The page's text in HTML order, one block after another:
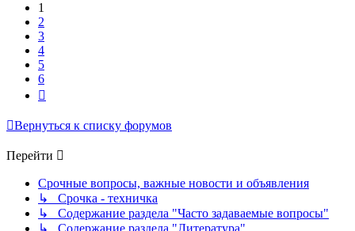
1
2
3
4
5
6
Вернуться к списку форумов
Перейти
Срочные вопросы, важные новости и объявления
↳ Срочка - техничка
↳ Содержание раздела "Часто задаваемые вопросы"